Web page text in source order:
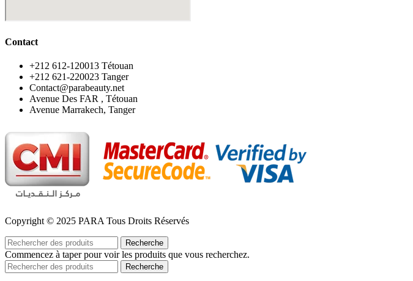
Contact
‪+212 612-120013 Tétouan
‪+212 621-220023 Tanger
Contact@parabeauty.net
Avenue Des FAR , Tétouan
Avenue Marrakech, Tanger
Copyright © 2025 PARA Tous Droits Réservés
Recherche
Commencez à taper pour voir les produits que vous recherchez.
Recherche